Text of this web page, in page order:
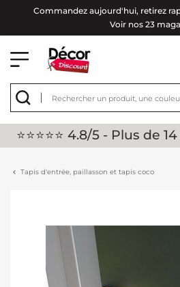
Commandez aujourd'hui, retirez
Voir nos 23
⭐⭐⭐⭐⭐ 4.8/5 - Plus de
Tapis d'entrée, paillasson et tapis coco